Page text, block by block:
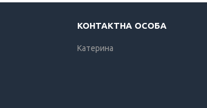
Катерина